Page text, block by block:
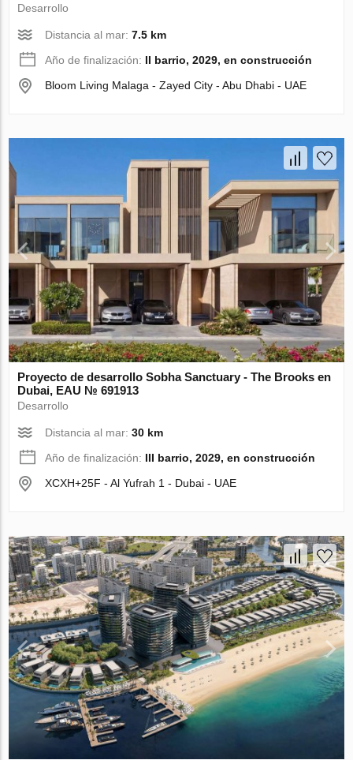
Desarrollo
Distancia al mar:7.5 km
Año de finalización: II barrio, 2029, en construcción
Bloom Living Malaga - Zayed City - Abu Dhabi - UAE
Proyecto de desarrollo Sobha Sanctuary - The Brooks en
Dubai, EAU № 691913
Desarrollo
Distancia al mar:30 km
Año de finalización: III barrio, 2029, en construcción
XCXH+25F - Al Yufrah 1 - Dubai - UAE